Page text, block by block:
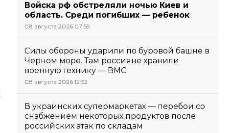
Войска рф обстреляли ночью Киев и
область. Среди погибших — ребенок
08 августа 2026 07:59
Силы обороны ударили по буровой башне в
Черном море. Там россияне хранили
военную технику — ВМС
08 августа 2026 12:52
В украинских супермаркетах — перебои со
снабжением некоторых продуктов после
российских атак по складам